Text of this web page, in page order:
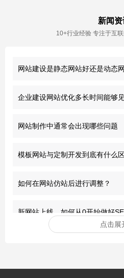
新闻
10+行业经验 专注于互
网站建设是静态网站好还是动态
企业建设网站优化多长时间能够
网站制作中通常会出现哪些问题
模板网站与定制开发到底有什么
如何在网站仿站后进行调整？
新网站上线，如何从0开始做好
突破界限：青岛网站建设的前沿
点击展